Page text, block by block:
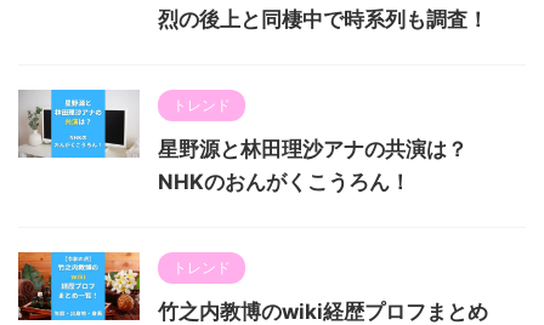
烈の後上と同棲中で時系列も調査！
トレンド
星野源と林田理沙アナの共演は？
NHKのおんがくこうろん！
トレンド
竹之内教博のwiki経歴プロフまとめ